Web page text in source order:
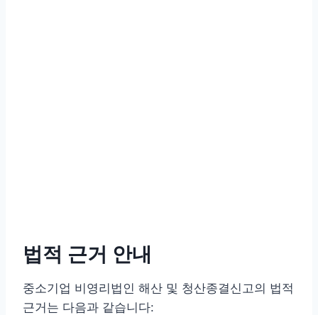
법적 근거 안내
중소기업 비영리법인 해산 및 청산종결신고의 법적
근거는 다음과 같습니다: